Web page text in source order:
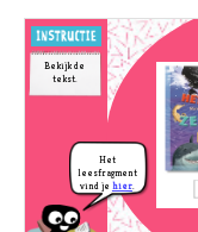
Bekijk de
tekst.
Het
leesfragment
vind je hier.